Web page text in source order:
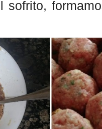
sofrito,